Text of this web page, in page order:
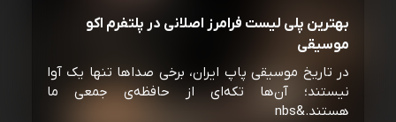
بهترین پلی لیست فرامرز اصلانی در پلتفرم اکو
موسیقی
در تاریخ موسیقی پاپ ایران، برخی صداها تنها یک آوا
نیستند؛ آن‌ها تکه‌ای از حافظه‌ی جمعی ما
هستند.&nbs